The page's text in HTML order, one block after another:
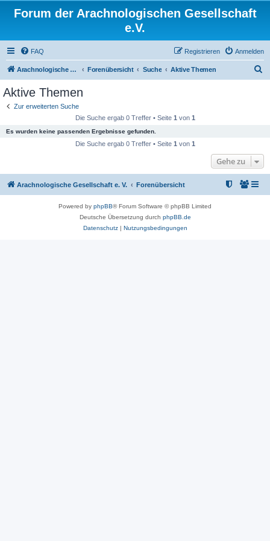
Forum der Arachnologischen Gesellschaft
e.V.
FAQ Anmelden
Registrieren
Arachnologische Gesellschaft e. V. Forenübersicht Suche Aktive Themen
Aktive Themen
Zur erweiterten Suche
Die Suche ergab 0 Treffer • Seite 1 von 1
Es wurden keine passenden Ergebnisse gefunden.
Die Suche ergab 0 Treffer • Seite 1 von 1
Gehe zu
Arachnologische Gesellschaft e. V. Forenübersicht
Powered by phpBB® Forum Software © phpBB Limited
Deutsche Übersetzung durch phpBB.de
Datenschutz| Nutzungsbedingungen